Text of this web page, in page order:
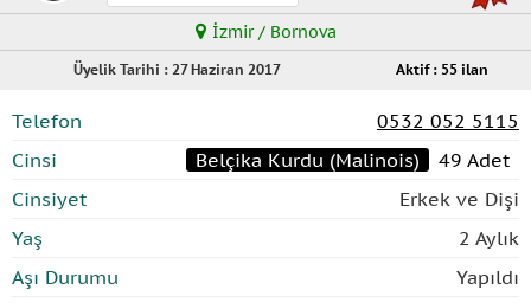
İzmir / Bornova
Üyelik Tarihi : 27 Haziran 2017 Aktif : 55 ilan
Telefon
0532 052 5115
Cinsi
Belçika Kurdu (Malinois)
49 Adet
Cinsiyet
Erkek ve Dişi
Yaş
2 Aylık
Aşı Durumu
Yapıldı